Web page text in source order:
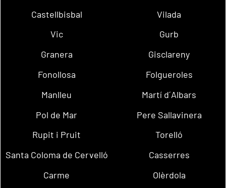
Castellbisbal
Vilada
Vic
Gurb
Granera
Gisclareny
Fonollosa
Folgueroles
Manlleu
Martí d´Albars
Pol de Mar
Pere Sallavinera
Rupit i Pruit
Torelló
Santa Coloma de Cervelló
Casserres
Carme
Olèrdola